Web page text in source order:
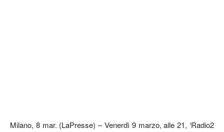
Milano, 8 mar. (LaPresse) – Venerdì 9 marzo, alle 21, ‘Radio2